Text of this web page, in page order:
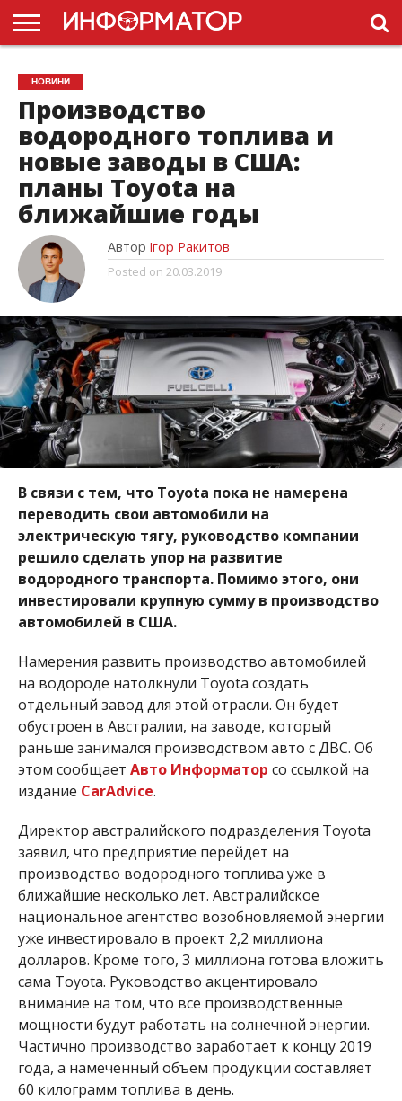
ГОЛОВНА
НОВИНИ
ПДР
УКРАЇНИ
РЕКЛАМА
ПРОЕКТЫ
НОВИНИ
Производство
водородного топлива и
новые заводы в США:
планы Toyota на
ближайшие годы
Автор Ігор Ракитов
Posted on 20.03.2019
В связи с тем, что Toyota пока не намерена
переводить свои автомобили на
электрическую тягу, руководство компании
решило сделать упор на развитие
водородного транспорта. Помимо этого, они
инвестировали крупную сумму в производство
автомобилей в США.
Намерения развить производство автомобилей
на водороде натолкнули Toyota создать
отдельный завод для этой отрасли. Он будет
обустроен в Австралии, на заводе, который
раньше занимался производством авто с ДВС. Об
этом сообщает Авто Информатор со ссылкой на
издание CarAdvice.
Директор австралийского подразделения Toyota
заявил, что предприятие перейдет на
производство водородного топлива уже в
ближайшие несколько лет. Австралийское
национальное агентство возобновляемой энергии
уже инвестировало в проект 2,2 миллиона
долларов. Кроме того, 3 миллиона готова вложить
сама Toyota. Руководство акцентировало
внимание на том, что все производственные
мощности будут работать на солнечной энергии.
Частично производство заработает к концу 2019
года, а намеченный объем продукции составляет
60 килограмм топлива в день.